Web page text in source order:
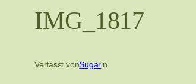
IMG_1817
Verfasst vonSugarin